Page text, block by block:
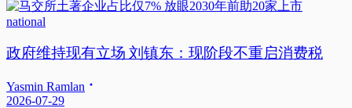
national
政府维持现有立场 刘镇东：现阶段不重启消费税
Yasmin Ramlan
2026-07-29